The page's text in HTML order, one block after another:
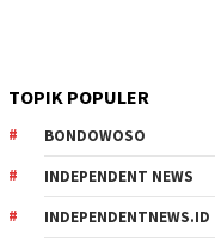
TOPIK POPULER
BONDOWOSO
INDEPENDENT NEWS
INDEPENDENTNEWS.ID